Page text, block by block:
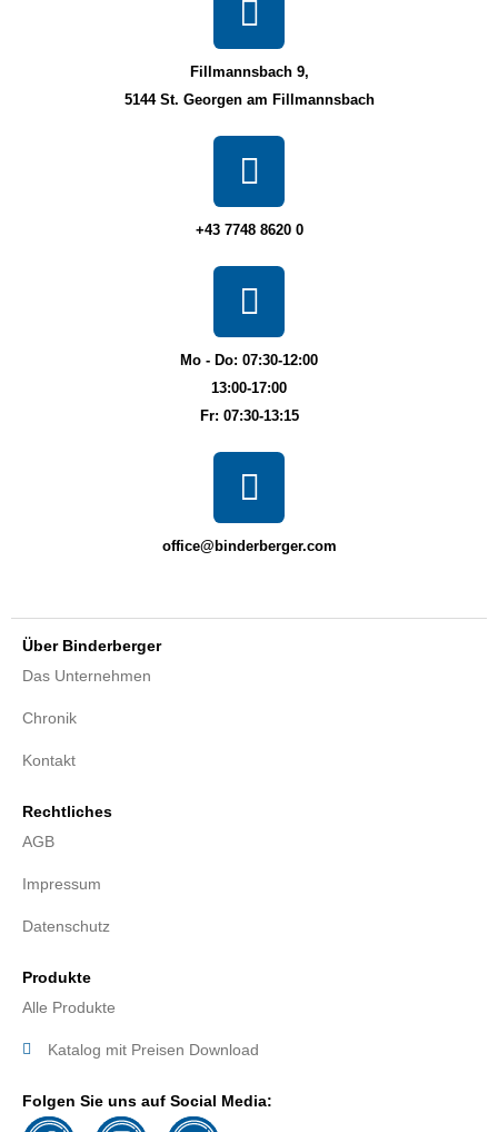
Fillmannsbach 9,
5144 St. Georgen am Fillmannsbach
+43 7748 8620 0
Mo - Do: 07:30-12:00
13:00-17:00
Fr: 07:30-13:15
office@binderberger.com
Über Binderberger
Das Unternehmen
Chronik
Kontakt
Rechtliches
AGB
Impressum
Datenschutz
Produkte
Alle Produkte
Katalog mit Preisen Download
Folgen Sie uns auf Social Media: